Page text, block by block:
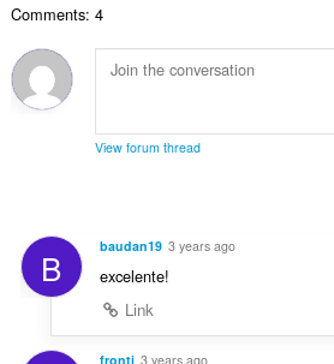
Comments: 4
View forum thread
B baudan19 3 years ago
excelente!
Link
fronti 3 years ago